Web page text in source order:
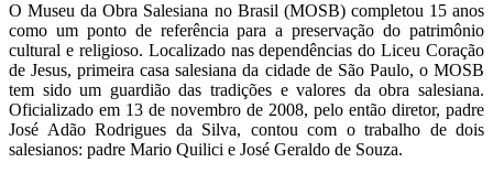
O Museu da Obra Salesiana no Brasil (MOSB) completou 15 anos
como um ponto de referência para a preservação do patrimônio
cultural e religioso. Localizado nas dependências do Liceu Coração
de Jesus, primeira casa salesiana da cidade de São Paulo, o MOSB
tem sido um guardião das tradições e valores da obra salesiana.
Oficializado em 13 de novembro de 2008, pelo então diretor, padre
José Adão Rodrigues da Silva, contou com o trabalho de dois
salesianos: padre Mario Quilici e José Geraldo de Souza.